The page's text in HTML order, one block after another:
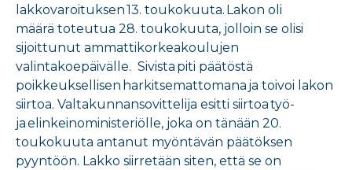
lakkovaroituksen 13. toukokuuta. Lakon oli
määrä toteutua 28. toukokuuta, jolloin se olisi
sijoittunut ammattikorkeakoulujen
valintakoepäivälle. Sivista piti päätöstä
poikkeuksellisen harkitsemattomana ja toivoi lakon
siirtoa. Valtakunnansovittelija esitti siirtoa työ-
ja elinkeinoministeriölle, joka on tänään 20.
toukokuuta antanut myöntävän päätöksen
pyyntöön. Lakko siirretään siten, että se on